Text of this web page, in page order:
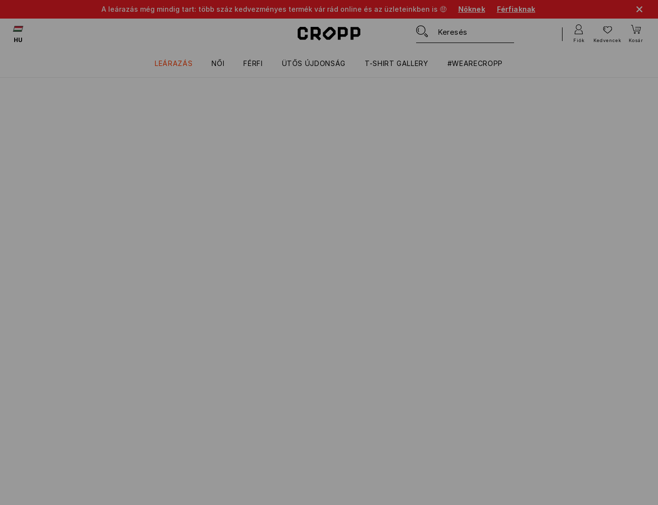
A leárazás még mindig tart: több száz kedvezményes termék vár rád online és az üzleteinkben is 🤑 Nőknek Férfiaknak
LEÁRAZÁS NŐI FÉRFI ÜTŐS ÚJDONSÁG T-SHIRT GALLERY #WEARECROPP
HU Fiók Kedvencek Kosár